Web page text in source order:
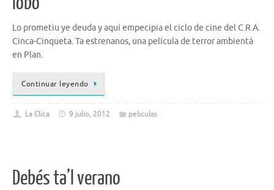
Lo prometiu ye deuda y aquí empecipia el ciclo de cine del C.R.A.
Cinca-Cinqueta. Ta estrenanos, una película de terror ambientá
en Plan.
Continuar leyendo
La Clica 9 julio, 2012 peliculas
Debés ta’l verano